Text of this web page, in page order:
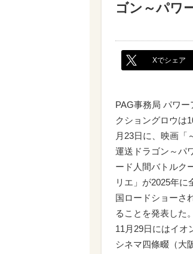
ゴン～パワ
Xでシェア
PAG事務局 パワー
クショングロウは
月23日に、映画「
運送ドラゴン～パ
ード人間バトルク
リエ」が2025年に
国ロードショーさ
ることを発表した。
11月29日にはイオ
シネマ四條畷（大